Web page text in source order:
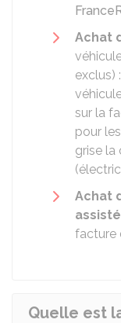
Achat
exclus)
sur la
pour
grise la
Achat
assisté
facture
Quelle est